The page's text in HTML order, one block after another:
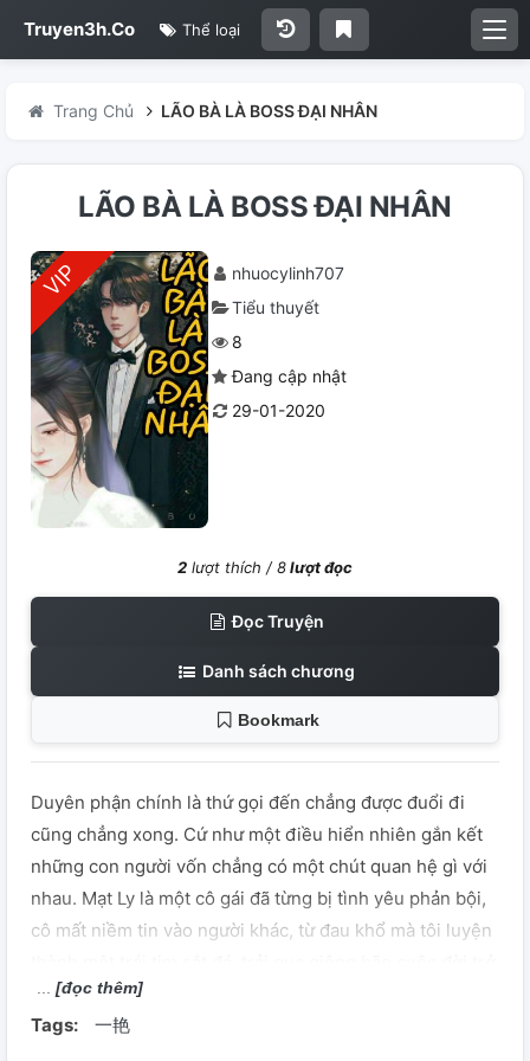
Truyen3h.Co Thể loại
Trang Chủ LÃO BÀ LÀ BOSS ĐẠI NHÂN
LÃO BÀ LÀ BOSS ĐẠI NHÂN
nhuocylinh707
Tiểu thuyết
8
Đang cập nhật
29-01-2020
2 lượt thích /8lượt đọc
Đọc Truyện
Danh sách chương
Bookmark
Duyên phận chính là thứ gọi đến chẳng được đuổi đi
cũng chẳng xong. Cứ như một điều hiển nhiên gắn kết
những con người vốn chẳng có một chút quan hệ gì với
nhau. Mạt Ly là một cô gái đã từng bị tình yêu phản bội,
cô mất niềm tin vào người khác, từ đau khổ mà tôi luyện
thành một nữ doanh nhân thành đạt. Song trái tim cô
đơn trống rỗng ấy vẫn luôn tiềm ẩn khao khát được yêu
[đọc thêm]
Tags: 一艳